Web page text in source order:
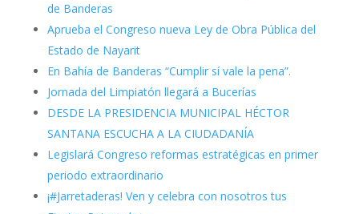
de Banderas
Aprueba el Congreso nueva Ley de Obra Pública del
Estado de Nayarit
En Bahía de Banderas “Cumplir sí vale la pena”.
Jornada del Limpiatón llegará a Bucerías
DESDE LA PRESIDENCIA MUNICIPAL HÉCTOR
SANTANA ESCUCHA A LA CIUDADANÍA
Legislará Congreso reformas estratégicas en primer
periodo extraordinario
¡#Jarretaderas! Ven y celebra con nosotros tus